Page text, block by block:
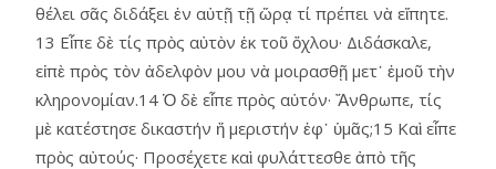
θέλει σᾶς διδάξει ἐν αὐτῇ τῇ ὥρᾳ τί πρέπει νὰ εἴπητε.
13 Εἶπε δὲ τίς πρὸς αὐτὸν ἐκ τοῦ ὄχλου· Διδάσκαλε,
εἰπὲ πρὸς τὸν ἀδελφὸν μου νὰ μοιρασθῇ μετ᾿ ἐμοῦ τὴν
κληρονομίαν.14 Ὁ δὲ εἶπε πρὸς αὐτόν· Ἄνθρωπε, τίς
μὲ κατέστησε δικαστήν ἤ μεριστήν ἐφ᾿ ὑμᾶς;15 Καὶ εἶπε
πρὸς αὐτούς· Προσέχετε καὶ φυλάττεσθε ἀπὸ τῆς